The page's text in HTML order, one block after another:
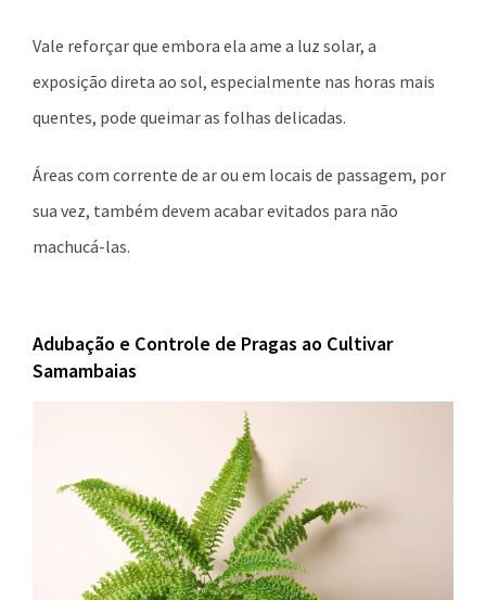
Vale reforçar que embora ela ame a luz solar, a
exposição direta ao sol, especialmente nas horas mais
quentes, pode queimar as folhas delicadas.
Áreas com corrente de ar ou em locais de passagem, por
sua vez, também devem acabar evitados para não
machucá-las.
Adubação e Controle de Pragas ao Cultivar
Samambaias